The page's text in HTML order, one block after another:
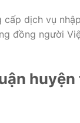
dịch vụ
đồng người
huyện